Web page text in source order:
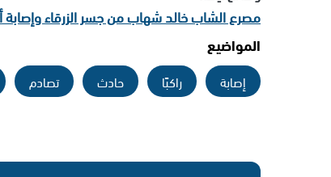
مصرع الشاب خالد شهاب من جسر الزرقاء وإصابة
المواضيع
إصابة راكبًا حادث تصادم